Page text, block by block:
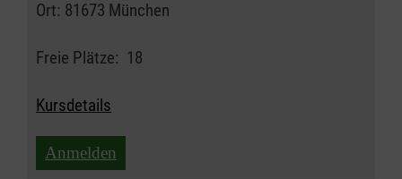
Ort: 81673 München
Freie Plätze: 18
Kursdetails
Anmelden